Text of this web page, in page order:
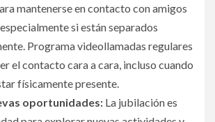
mantenerse en contacto con amigos
si están separados
Programa videollamadas regulares
el contacto cara a cara, incluso cuando
físicamente presente.
oportunidades: La jubilación es